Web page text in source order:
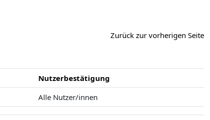
Zurück zur vorherigen Seite
Nutzerbestätigung
Alle Nutzer/innen